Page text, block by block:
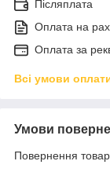
Післяплата
Оплата на
Оплата за
Всі умови
Умови
Повернення